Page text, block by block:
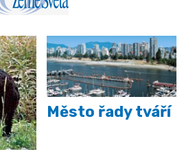
Město řady tváří